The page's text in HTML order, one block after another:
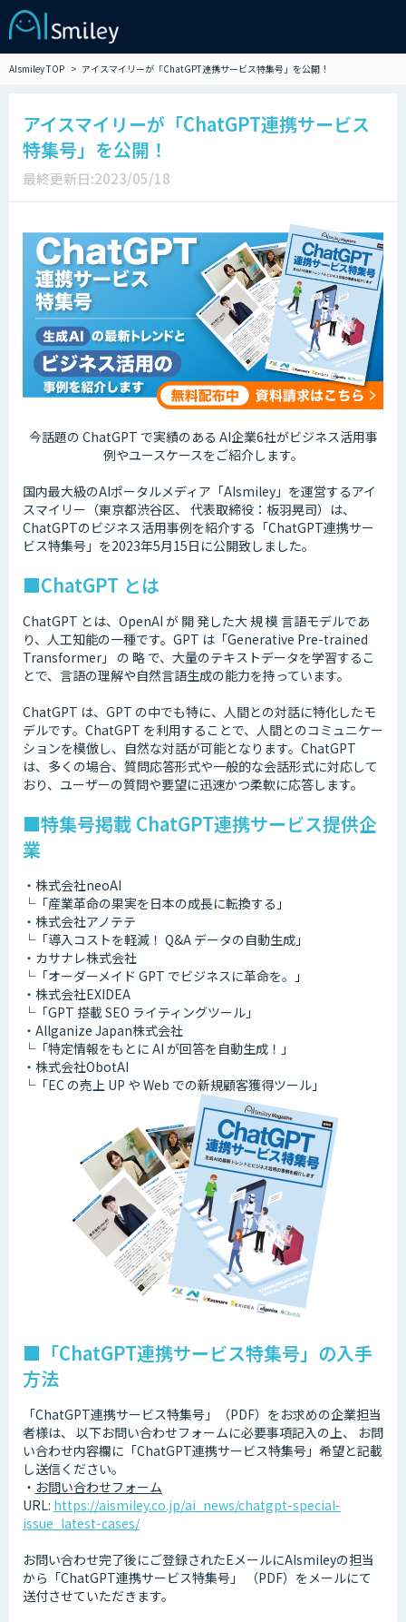
AIsmiley TOP アイスマイリーが「ChatGPT連携サービス特集号」を公開！
アイスマイリーが「ChatGPT連携サービス
特集号」を公開！
最終更新日:2023/05/18
今話題の ChatGPT で実績のある AI企業6社がビジネス活用事
例やユースケースをご紹介します。
国内最大級のAIポータルメディア「AIsmiley」を運営するアイ
スマイリー（東京都渋谷区、 代表取締役：板羽晃司）は、
ChatGPTのビジネス活用事例を紹介する「ChatGPT連携サー
ビス特集号」を2023年5月15日に公開致しました。
■ChatGPT とは
ChatGPT とは、OpenAI が 開 発した大 規 模 言語モデルであ
り、人工知能の一種です。GPT は「Generative Pre-trained
Transformer」 の 略 で、大量のテキストデータを学習するこ
とで、言語の理解や自然言語生成の能力を持っています。
ChatGPT は、GPT の中でも特に、人間との対話に特化したモ
デルです。ChatGPT を利用することで、人間とのコミュニケー
ションを模倣し、自然な対話が可能となります。ChatGPT
は、多くの場合、質問応答形式や一般的な会話形式に対応して
おり、ユーザーの質問や要望に迅速かつ柔軟に応答します。
■特集号掲載 ChatGPT連携サービス提供企
業
・株式会社neoAI
└「産業革命の果実を日本の成長に転換する」
・株式会社アノテテ
└「導入コストを軽減！ Q&A データの自動生成」
・カサナレ株式会社
└「オーダーメイド GPT でビジネスに革命を。」
・株式会社EXIDEA
└「GPT 搭載 SEO ライティングツール」
・Allganize Japan株式会社
└「特定情報をもとに AI が回答を自動生成！」
・株式会社ObotAI
└「EC の売上 UP や Web での新規顧客獲得ツール」
■「ChatGPT連携サービス特集号」の入手
方法
「ChatGPT連携サービス特集号」（PDF）をお求めの企業担当
者様は、 以下お問い合わせフォームに必要事項記入の上、 お問
い合わせ内容欄に「ChatGPT連携サービス特集号」希望と記載
し送信ください。
・ お問い合わせフォーム
URL: https://aismiley.co.jp/ai_news/chatgpt-special-
issue_latest-cases/
お問い合わせ完了後にご登録されたEメールにAIsmileyの担当
から「ChatGPT連携サービス特集号」 （PDF）をメールにて
送付させていただきます。